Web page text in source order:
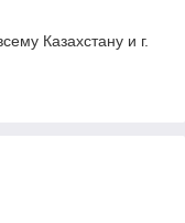
Казахстану и г.